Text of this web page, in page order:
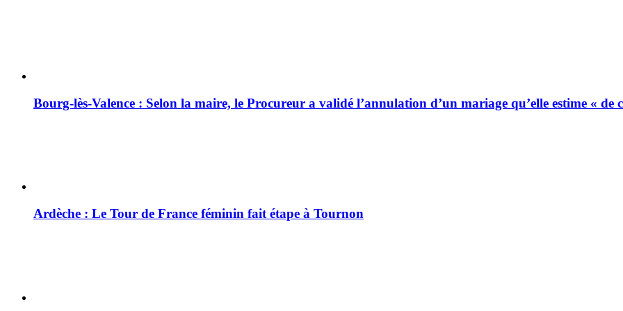
Bourg-lès-Valence : Selon la maire, le Procureur a validé l’annulation d’un mariage qu’elle estime « de
Ardèche : Le Tour de France féminin fait étape à Tournon